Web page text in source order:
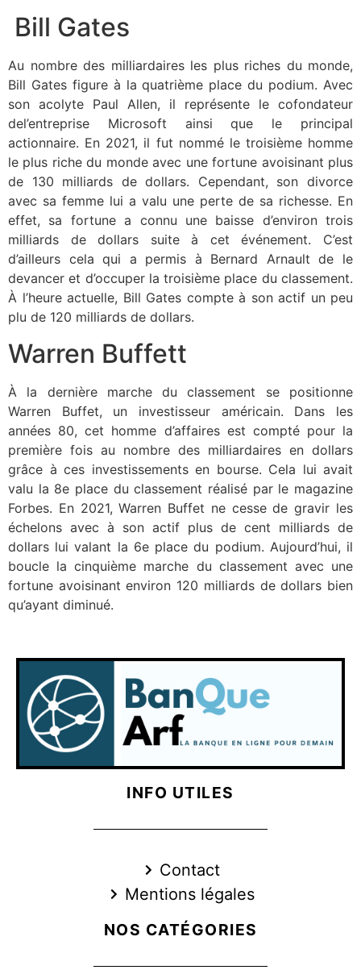
Bill Gates
Au nombre des milliardaires les plus riches du monde,
Bill Gates figure à la quatrième place du podium. Avec
son acolyte Paul Allen, il représente le cofondateur
del’entreprise Microsoft ainsi que le principal
actionnaire. En 2021, il fut nommé le troisième homme
le plus riche du monde avec une fortune avoisinant plus
de 130 milliards de dollars. Cependant, son divorce
avec sa femme lui a valu une perte de sa richesse. En
effet, sa fortune a connu une baisse d’environ trois
milliards de dollars suite à cet événement. C’est
d’ailleurs cela qui a permis à Bernard Arnault de le
devancer et d’occuper la troisième place du classement.
À l’heure actuelle, Bill Gates compte à son actif un peu
plu de 120 milliards de dollars.
Warren Buffett
À la dernière marche du classement se positionne
Warren Buffet, un investisseur américain. Dans les
années 80, cet homme d’affaires est compté pour la
première fois au nombre des milliardaires en dollars
grâce à ces investissements en bourse. Cela lui avait
valu la 8e place du classement réalisé par le magazine
Forbes. En 2021, Warren Buffet ne cesse de gravir les
échelons avec à son actif plus de cent milliards de
dollars lui valant la 6e place du podium. Aujourd’hui, il
boucle la cinquième marche du classement avec une
fortune avoisinant environ 120 milliards de dollars bien
qu’ayant diminué.
INFO UTILES
Contact
Mentions légales
NOS CATÉGORIES